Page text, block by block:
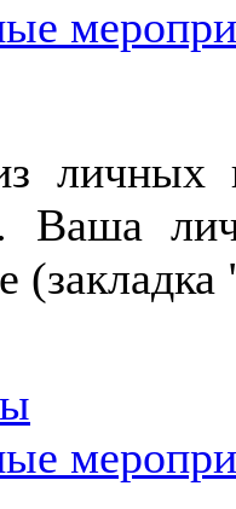
личных
Ваша